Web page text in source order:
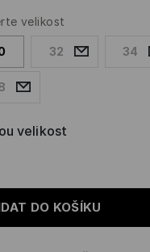
velikost
32 34
velikost
DO KOŠÍKU